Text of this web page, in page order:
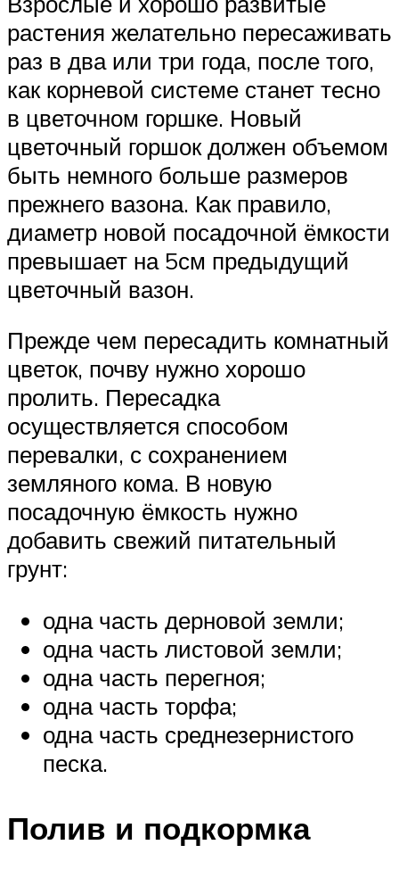
растения желательно пересаживать
раз в два или три года, после того,
как корневой системе станет тесно
в цветочном горшке. Новый
цветочный горшок должен объемом
быть немного больше размеров
прежнего вазона. Как правило,
диаметр новой посадочной ёмкости
превышает на 5см предыдущий
цветочный вазон.
Прежде чем пересадить комнатный
цветок, почву нужно хорошо
пролить. Пересадка
осуществляется способом
перевалки, с сохранением
земляного кома. В новую
посадочную ёмкость нужно
добавить свежий питательный
грунт:
одна часть дерновой земли;
одна часть листовой земли;
одна часть перегноя;
одна часть торфа;
одна часть среднезернистого
песка.
Полив и подкормка